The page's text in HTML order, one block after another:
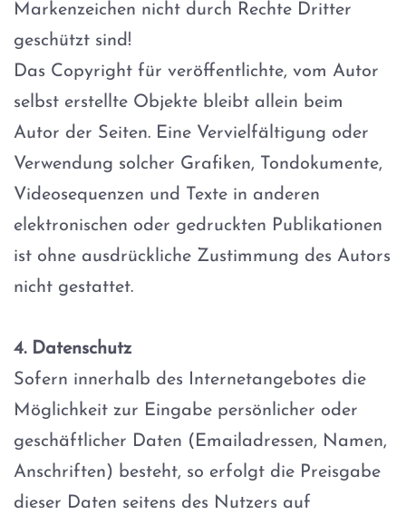
Markenzeichen nicht durch Rechte Dritter
geschützt sind!
Das Copyright für veröffentlichte, vom Autor
selbst erstellte Objekte bleibt allein beim
Autor der Seiten. Eine Vervielfältigung oder
Verwendung solcher Grafiken, Tondokumente,
Videosequenzen und Texte in anderen
elektronischen oder gedruckten Publikationen
ist ohne ausdrückliche Zustimmung des Autors
nicht gestattet.
4. Datenschutz
Sofern innerhalb des Internetangebotes die
Möglichkeit zur Eingabe persönlicher oder
geschäftlicher Daten (Emailadressen, Namen,
Anschriften) besteht, so erfolgt die Preisgabe
dieser Daten seitens des Nutzers auf